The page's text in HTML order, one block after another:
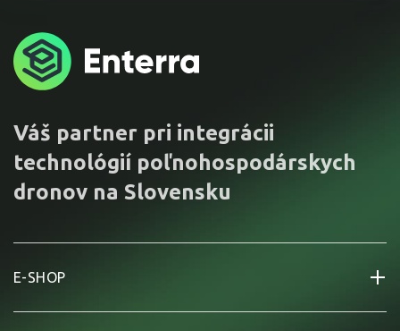
Váš partner pri integrácii
technológií poľnohospodárskych
dronov na Slovensku
E-SHOP